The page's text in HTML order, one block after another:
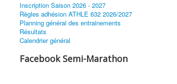
Inscription Saison 2026 - 2027
Règles adhésion ATHLE 632 2026/2027
Planning général des entrainements
Résultats
Calendrier général
Facebook Semi-Marathon